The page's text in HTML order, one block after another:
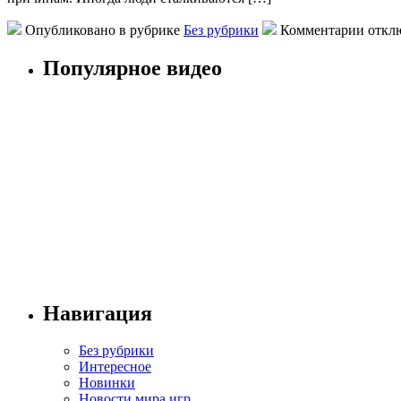
Опубликовано в рубрике Без рубрики Комментарии
Популярное видео
Навигация
Без рубрики
Интересное
Новинки